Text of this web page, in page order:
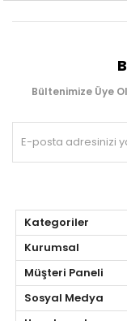
Bültenimize Üye
Kategoriler
Kurumsal
Müşteri Paneli
Sosyal Medya